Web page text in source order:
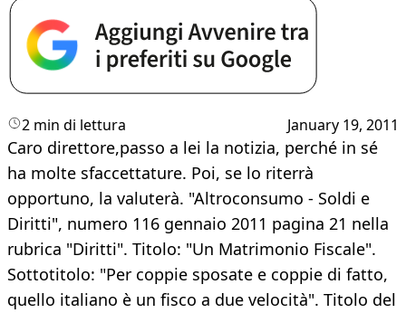
2 min di lettura January 19, 2011
Caro direttore,passo a lei la notizia, perché in sé
ha molte sfaccettature. Poi, se lo riterrà
opportuno, la valuterà. "Altroconsumo - Soldi e
Diritti", numero 116 gennaio 2011 pagina 21 nella
rubrica "Diritti". Titolo: "Un Matrimonio Fiscale".
Sottotitolo: "Per coppie sposate e coppie di fatto,
quello italiano è un fisco a due velocità". Titolo del